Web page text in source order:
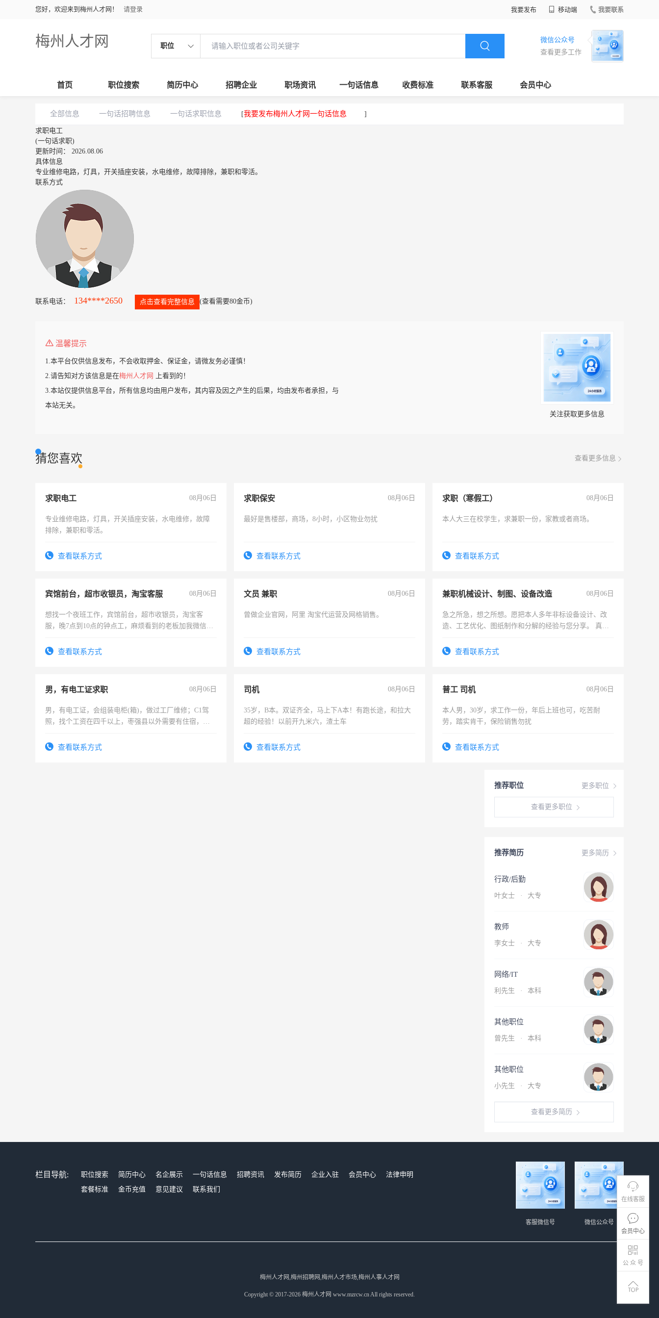
您好，欢迎来到梅州人才网！ 请登录 我要发布 移动端 我要联系
梅州人才网 职位
微信公众号
查看更多工作
首页 职位搜索 简历中心 招聘企业 职场资讯 一句话信息 收费标准 联系客服 会员中心
在线客服
会员中心
公 众 号
全部信息 一句话招聘信息 一句话求职信息 [我要发布梅州人才网一句话信息 ]
求职电工
(一句话求职)
更新时间： 2026.08.06
具体信息
专业维修电路，灯具，开关插座安装，水电维修，故障排除，兼职和零活。
联系方式
联系电话： 134****2650 点击查看完整信息 (查看需要80金币)
温馨提示
1.本平台仅供信息发布，不会收取押金、保证金，请微友务必谨慎！
2.请告知对方该信息是在梅州人才网
上看到的！
3.本站仅提供信息平台，所有信息均由用户发布，其内容及因之产生的后果，均由发布者承担，与
本站无关。
关注获取更多信息
猜您喜欢 查看更多信息
求职电工 08月06日
专业维修电路，灯具，开关插座安装，水电维修，故障
排除，兼职和零活。
查看联系方式
求职保安 08月06日
最好是售楼部，商场，8小时，小区物业勿扰
查看联系方式
求职（寒假工） 08月06日
本人大三在校学生，求兼职一份，家教或者商场。
查看联系方式
宾馆前台，超市收银员，淘宝客服 08月06日
想找一个夜班工作，宾馆前台，超市收银员，淘宝客
服，晚7点到10点的钟点工，麻烦看到的老板加我微信
查看联系方式
文员 兼职 08月06日
曾做企业官网，阿里 淘宝代运营及网格销售。
查看联系方式
兼职机械设计、制图、设备改造 08月06日
急之所急，想之所想。愿把本人多年非标设备设计、改
造、工艺优化、图纸制作和分解的经验与您分享。 真诚
查看联系方式
男，有电工证求职 08月06日
男，有电工证，会组装电柜(箱)，做过工厂维修；C1驾
照，找个工资在四千以上，枣强县以外需要有住宿，保
查看联系方式
司机 08月06日
35岁，B本。双证齐全，马上下A本！有跑长途，和拉大
超的经验！以前开九米六，渣土车
查看联系方式
普工 司机 08月06日
本人男，30岁，求工作一份，年后上班也可，吃苦耐
劳，踏实肯干，保险销售勿扰
查看联系方式
更多职位
推荐职位
查看更多职位
更多简历
推荐简历
行政/后勤
叶女士 · 大专
教师
李女士 · 大专
网络/IT
利先生 · 本科
其他职位
曾先生 · 本科
其他职位
小先生 · 大专
查看更多简历
栏目导航: 职位搜索 简历中心 名企展示 一句话信息 招聘资讯 发布简历 企业入驻 会员中心
法律申明
套餐标准
金币充值 意见建议 联系我们
微信公众号
客服微信号
梅州人才网,梅州招聘网,梅州人才市场,梅州人事人才网
Copyright © 2017-2026 梅州人才网 www.mzrcw.cn All rights reserved.